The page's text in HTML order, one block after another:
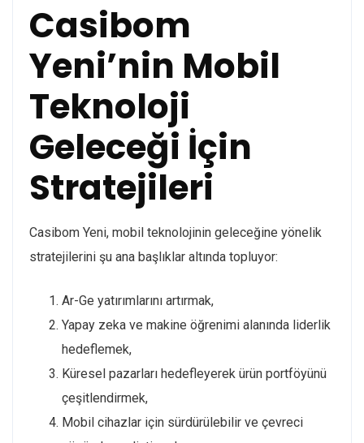
Casibom
Yeni’nin Mobil
Teknoloji
Geleceği İçin
Stratejileri
Casibom Yeni, mobil teknolojinin geleceğine yönelik
stratejilerini şu ana başlıklar altında topluyor:
Ar-Ge yatırımlarını artırmak,
Yapay zeka ve makine öğrenimi alanında liderlik
hedeflemek,
Küresel pazarları hedefleyerek ürün portföyünü
çeşitlendirmek,
Mobil cihazlar için sürdürülebilir ve çevreci